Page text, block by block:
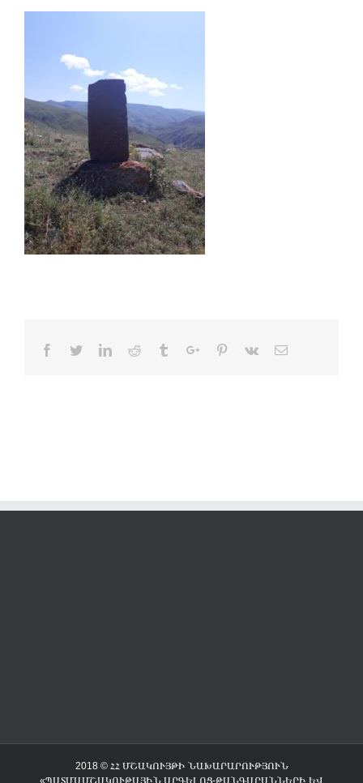
Facebook
TwitterLinkedinReddit TumblrGoogle+Pinterest
Vk Email
2018 © ՀՀ ՄՇԱԿՈՒՅԹԻ ՆԱԽԱՐԱՐՈՒԹՅՈՒՆ